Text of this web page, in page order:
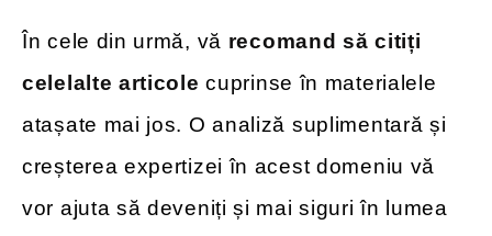
În cele din urmă, vă recomand să citiți
celelalte articole cuprinse în materialele
atașate mai jos. O analiză suplimentară și
creșterea expertizei în acest domeniu vă
vor ajuta să deveniți și mai siguri în lumea